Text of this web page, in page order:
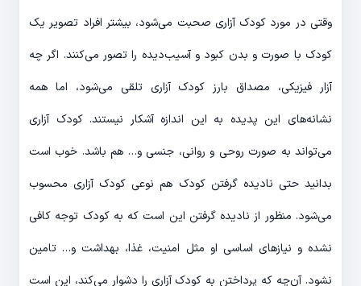
وقتی در مورد کودک آزاری صحبت می‌شود، بیشتر افراد تصویر یک
کودک با صورت و بدن کبود و آسیب‌دیده را تصور می‌کنند. اگر چه
آزار فیزیکی، مصداق بارز کودک آزاری تلقی می‌شود، اما همه
نشانه‌های این پدیده به این اندازه آشکار نیستند. کودک آزاری
می‌تواند به صورت روحی و روانی، جنسی و… هم باشد. خوب است
بدانید حتی نادیده گرفتن کودک هم نوعی کودک آزاری محسوب
می‌شود. منظور از نادیده گرفتن این است که به کودک توجه کافی
نشده و نیازهای اساسی او مثل امنیت، غذا، بهداشت و… تامین
نشود. آن‌چه که پرداختن به کودک آزاری را دشوار می‌کند، این است